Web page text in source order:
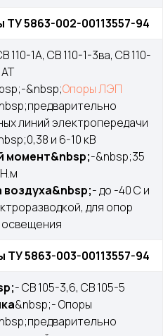
5863-002-00113557-94
110-1А, СВ 110-1-3ва, СВ 110-
&nbsp;Опоры ЛЭП
линий электропередачи
и 6-10 кВ
момент&nbsp;-&nbsp;35
- до -40 С и
для опор
5863-003-00113557-94
- СВ 105-3,6, СВ 105-5
&nbsp;- Опоры